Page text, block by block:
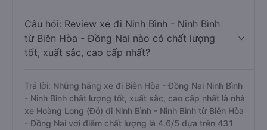
Câu hỏi: Review xe đi Ninh Bình - Ninh Bình
từ Biên Hòa - Đồng Nai nào có chất lượng
tốt, xuất sắc, cao cấp nhất?
Trả lời: Những hãng xe đi Biên Hòa - Đồng Nai Ninh Bình
- Ninh Bình chất lượng tốt, xuất sắc, cao cấp nhất là nhà
xe Hoàng Long (Đỏ) đi Ninh Bình - Ninh Bình từ Biên Hòa
- Đồng Nai với điểm chất lượng là 4.6/5 dựa trên 431